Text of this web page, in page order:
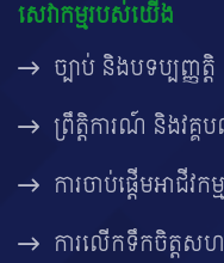
សេវាកម្មរបស់យើង
ច្បាប់ និងបទប្បញ្ញត្តិ
ព្រឹត្តិការណ៍ និងវគ្
ការចាប់ផ្តើមអាជីវកម្
ការលើកទឹកចិត្តស